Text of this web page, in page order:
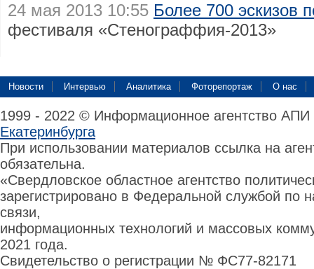
24 мая 2013 10:55 Более 700 эскизов
фестиваля «Стенограффия-2013»
Новости Интервью Аналитика Фоторепортаж О нас
1999 - 2022 © Информационное агентство
Екатеринбурга
При использовании материалов ссылка на
обязательна.
«Свердловское областное агентство
зарегистрировано в Федеральной службой по
связи,
информационных технологий и массовых
2021 года.
Свидетельство о регистрации № ФС77-82171